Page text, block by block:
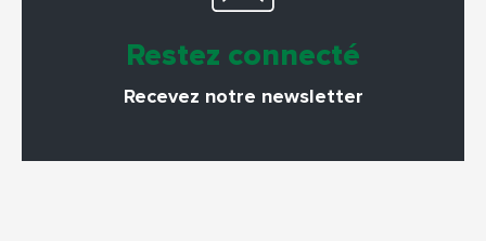
Restez connecté
Recevez notre newsletter